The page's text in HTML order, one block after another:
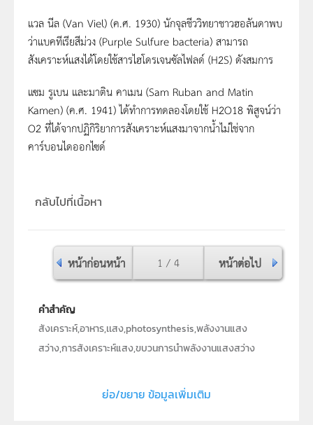
แวล นีล (Van Viel) (ค.ศ. 1930) นักจุลชีววิทยาชาวฮอลันดาพบ
ว่าแบคทีเรียสีม่วง (Purple Sulfure bacteria) สามารถ
สังเคราะห์แสงได้โดยใช้สารไฮโดรเจนซัลไฟลด์ (H2S) ดังสมการ
แซม รูเบน และมาติน คาเมน (Sam Ruban and Matin
Kamen) (ค.ศ. 1941) ได้ทำการทดลองโดยใช้ H2O18 พิสูจน์ว่า
O2 ที่ได้จากปฏิกิริยาการสังเคราะห์แสงมาจากน้ำไม่ใช่จาก
คาร์บอนไดออกไซด์
กลับไปที่เนื้อหา
หน้าก่อนหน้า 1 / 4 หน้าต่อไป
คำสำคัญ
สังเคราะห์,อาหาร,เเสง,photosynthesis,พลังงานแสง
สว่าง,การสังเคราะห์แสง,ขบวนการนำพลังงานแสงสว่าง
ย่อ/ขยาย ข้อมูลเพิ่มเติม